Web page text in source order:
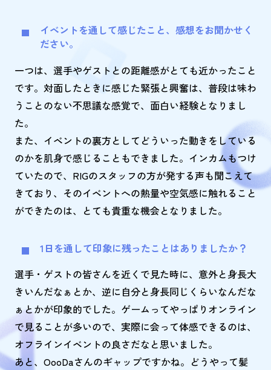
イベントを通して感じたこと、感想をお聞かせく
ださい。
一つは、選手やゲストとの距離感がとても近かったこと
です。対面したときに感じた緊張と興奮は、普段は味わ
うことのない不思議な感覚で、面白い経験となりまし
た。
また、イベントの裏方としてどういった動きをしている
のかを肌身で感じることもできました。インカムもつけ
ていたので、RIGのスタッフの方が発する声も聞こえて
きており、そのイベントへの熱量や空気感に触れること
ができたのは、とても貴重な機会となりました。
1日を通して印象に残ったことはありましたか？
選手・ゲストの皆さんを近くで見た時に、意外と身長大
きいんだなぁとか、逆に自分と身長同じくらいなんだな
ぁとかが印象的でした。ゲームってやっぱりオンライン
で見ることが多いので、実際に会って体感できるのは、
オフラインイベントの良さだなと思いました。
あと、OooDaさんのギャップですかね。どうやって髪